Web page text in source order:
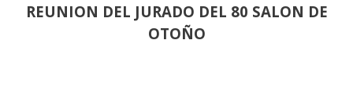
REUNION DEL JURADO DEL 80 SALON DE
OTOÑO